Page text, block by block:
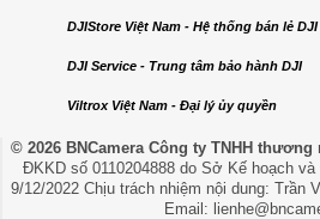
DJIStore Việt Nam - Hệ thống bán lẻ DJI
DJI Service - Trung tâm bảo hành DJI
Viltrox Việt Nam - Đại lý ủy quyền
© 2026 BNCamera Công ty TNHH thương
ĐKKD số 0110204888 do Sở Kế hoạch
9/12/2022 Chịu trách nhiệm nội dung: Trần
Email: